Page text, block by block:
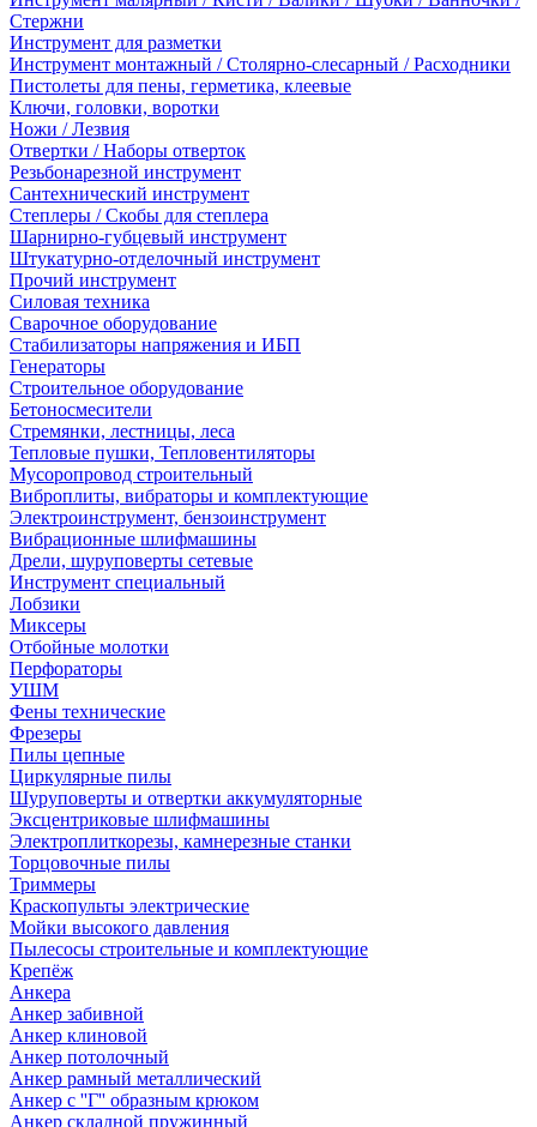
Стержни
Инструмент для разметки
Инструмент монтажный / Столярно-слесарный / Расходники
Пистолеты для пены, герметика, клеевые
Ключи, головки, воротки
Ножи / Лезвия
Отвертки / Наборы отверток
Резьбонарезной инструмент
Сантехнический инструмент
Степлеры / Скобы для степлера
Шарнирно-губцевый инструмент
Штукатурно-отделочный инструмент
Прочий инструмент
Силовая техника
Сварочное оборудование
Стабилизаторы напряжения и ИБП
Генераторы
Строительное оборудование
Бетоносмесители
Стремянки, лестницы, леса
Тепловые пушки, Тепловентиляторы
Мусоропровод строительный
Виброплиты, вибраторы и комплектующие
Электроинструмент, бензоинструмент
Вибрационные шлифмашины
Дрели, шуруповерты сетевые
Инструмент специальный
Лобзики
Миксеры
Отбойные молотки
Перфораторы
УШМ
Фены технические
Фрезеры
Пилы цепные
Циркулярные пилы
Шуруповерты и отвертки аккумуляторные
Эксцентриковые шлифмашины
Электроплиткорезы, камнерезные станки
Торцовочные пилы
Триммеры
Краскопульты электрические
Мойки высокого давления
Пылесосы строительные и комплектующие
Крепёж
Анкера
Анкер забивной
Анкер клиновой
Анкер потолочный
Анкер рамный металлический
Анкер с ''Г'' образным крюком
Анкер складной пружинный